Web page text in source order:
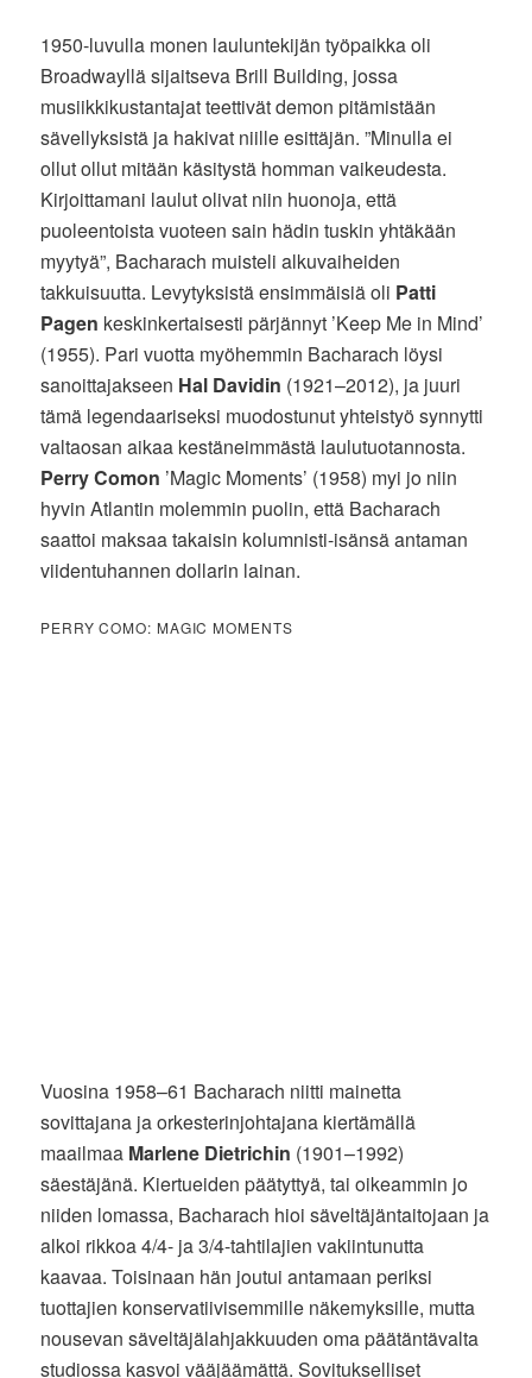
1950-luvulla monen lauluntekijän työpaikka oli
Broadwayllä sijaitseva Brill Building, jossa
musiikkikustantajat teettivät demon pitämistään
sävellyksistä ja hakivat niille esittäjän. ”Minulla ei
ollut ollut mitään käsitystä homman vaikeudesta.
Kirjoittamani laulut olivat niin huonoja, että
puoleentoista vuoteen sain hädin tuskin yhtäkään
myytyä”, Bacharach muisteli alkuvaiheiden
takkuisuutta. Levytyksistä ensimmäisiä oli Patti
Pagen keskinkertaisesti pärjännyt ’Keep Me in Mind’
(1955). Pari vuotta myöhemmin Bacharach löysi
sanoittajakseen Hal Davidin (1921–2012), ja juuri
tämä legendaariseksi muodostunut yhteistyö synnytti
valtaosan aikaa kestäneimmästä laulutuotannosta.
Perry Comon ’Magic Moments’ (1958) myi jo niin
hyvin Atlantin molemmin puolin, että Bacharach
saattoi maksaa takaisin kolumnisti-isänsä antaman
viidentuhannen dollarin lainan.
PERRY COMO: MAGIC MOMENTS
Vuosina 1958–61 Bacharach niitti mainetta
sovittajana ja orkesterinjohtajana kiertämällä
maailmaa Marlene Dietrichin (1901–1992)
säestäjänä. Kiertueiden päätyttyä, tai oikeammin jo
niiden lomassa, Bacharach hioi säveltäjäntaitojaan ja
alkoi rikkoa 4/4- ja 3/4-tahtilajien vakiintunutta
kaavaa. Toisinaan hän joutui antamaan periksi
tuottajien konservatiivisemmille näkemyksille, mutta
nousevan säveltäjälahjakkuuden oma päätäntävalta
studiossa kasvoi vääjäämättä. Sovitukselliset